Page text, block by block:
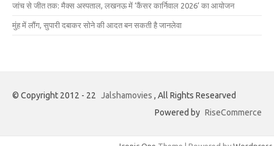
जांच से जीत तक: मैक्स अस्पताल, लखनऊ में ‘कैंसर कार्निवाल 2026’ का आयोजन
मुंह में लौंग, सुपारी दबाकर सोने की आदत बन सकती है जानलेवा
© Copyright 2012 - 22 Jalshamovies , All Rights Researved
Powered by RiseCommerce